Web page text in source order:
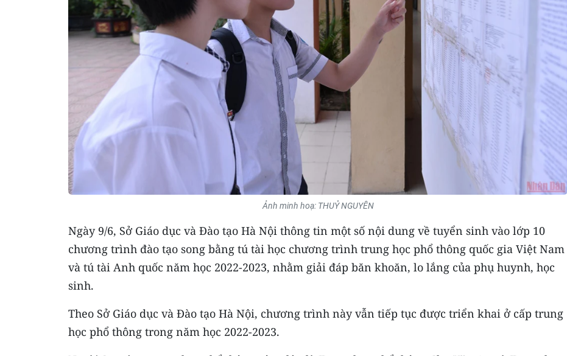
Ảnh minh hoạ: THUỶ NGUYÊN
Ngày 9/6, Sở Giáo dục và Đào tạo Hà Nội thông tin một số nội dung về tuyển sinh vào lớp 10
chương trình đào tạo song bằng tú tài học chương trình trung học phổ thông quốc gia Việt Nam
và tú tài Anh quốc năm học 2022-2023, nhằm giải đáp băn khoăn, lo lắng của phụ huynh, học
sinh.
Theo Sở Giáo dục và Đào tạo Hà Nội, chương trình này vẫn tiếp tục được triển khai ở cấp trung
học phổ thông trong năm học 2022-2023.